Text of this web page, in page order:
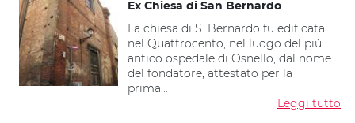
Ex Chiesa di San Bernardo
La chiesa di S. Bernardo fu edificata
nel Quattrocento, nel luogo del più
antico ospedale di Osnello, dal nome
del fondatore, attestato per la
prima...
Leggi tutto